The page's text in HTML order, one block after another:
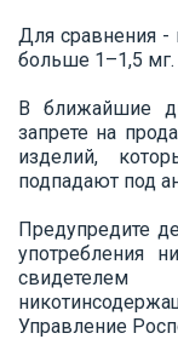
Для сравнения -
больше 1–1,5 мг.
В ближайшие
запрете на
изделий,
подпадают под
Предупредите
употребления
Управление